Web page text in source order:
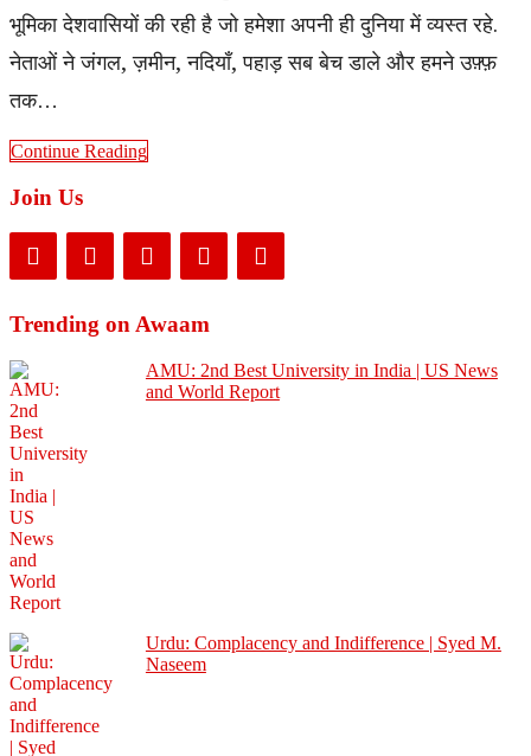
भूमिका देशवासियों की रही है जो हमेशा अपनी ही दुनिया में व्यस्त रहे.
नेताओं ने जंगल, ज़मीन, नदियाँ, पहाड़ सब बेच डाले और हमने उफ़्फ़
तक…
Continue Reading
Join Us
Trending on Awaam
AMU: 2nd Best University in India | US News
and World Report
Urdu: Complacency and Indifference | Syed M.
Naseem